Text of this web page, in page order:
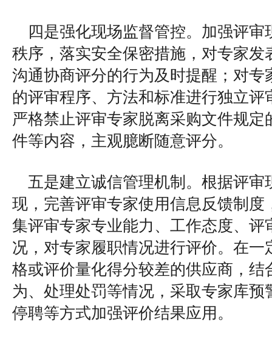
四是强化现场监督管控。加强评
秩序，落实安全保密措施，对专家发
沟通协商评分的行为及时提醒；对专
的评审程序、方法和标准进行独立评
严格禁止评审专家脱离采购文件规定
件等内容，主观臆断随意评分。
五是建立诚信管理机制。根据评审
现，完善评审专家使用信息反馈制度
集评审专家专业能力、工作态度、评
况，对专家履职情况进行评价。在一
格或评价量化得分较差的供应商，结
为、处理处罚等情况，采取专家库预
停聘等方式加强评价结果应用。